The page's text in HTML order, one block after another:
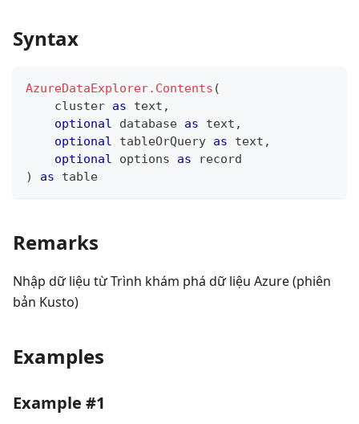
Syntax
AzureDataExplorer.Contents (
    cluster
as text ,
optional database as text ,
optional tableOrQuery as text ,
optional options as
record
)
as table
Remarks
Nhập dữ liệu từ Trình khám phá dữ liệu Azure (phiên
bản Kusto)
Examples
Example #1